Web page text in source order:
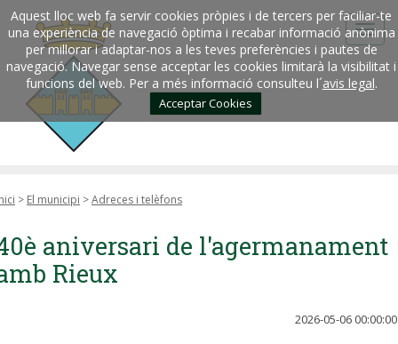
Aquest lloc web fa servir cookies pròpies i de tercers per faciliar-te
una experiència de navegació òptima i recabar informació anònima
per millorar i adaptar-nos a les teves preferències i pautes de
navegació. Navegar sense acceptar les cookies limitarà la visibilitat i
funcions del web. Per a més informació consulteu l´avis legal.
Acceptar Cookies
> El municipi >Adreces i telèfons
aniversari de l'agermanament
Rieux
2026-05-06 00:00:00